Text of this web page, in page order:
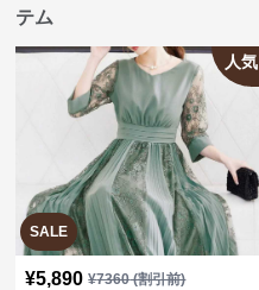
テム
SALE
人気
¥5,890 ¥7360(割引前)